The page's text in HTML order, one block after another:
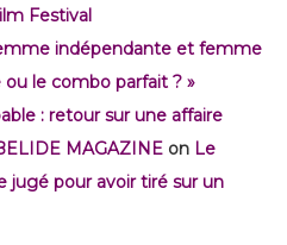
Festival
indépendante et femme
le combo parfait ? »
: retour sur une affaire
MAGAZINE on Le
jugé pour avoir tiré sur un